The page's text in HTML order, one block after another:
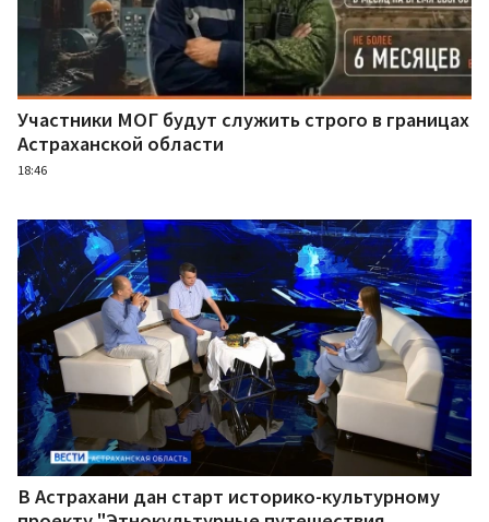
Участники МОГ будут служить строго в границах
Астраханской области
18:46
В Астрахани дан старт историко-культурному